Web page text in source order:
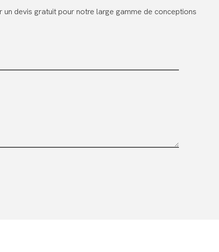
devis gratuit pour notre large gamme de conceptions